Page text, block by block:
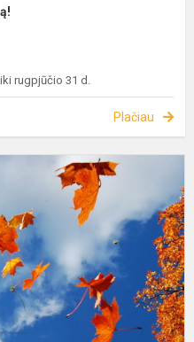
rugpjūčio 31 d.
Plačiau